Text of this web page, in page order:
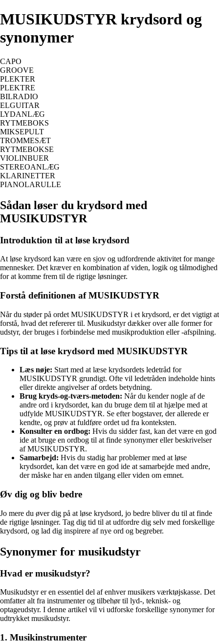
MUSIKUDSTYR krydsord og
synonymer
CAPO
GROOVE
PLEKTER
PLEKTRE
BILRADIO
ELGUITAR
LYDANLÆG
RYTMEBOKS
MIKSEPULT
TROMMESÆT
RYTMEBOKSE
VIOLINBUER
STEREOANLÆG
KLARINETTER
PIANOLARULLE
Sådan løser du krydsord med
MUSIKUDSTYR
Introduktion til at løse krydsord
At løse krydsord kan være en sjov og udfordrende aktivitet for mange
mennesker. Det kræver en kombination af viden, logik og tålmodighed
for at komme frem til de rigtige løsninger.
Forstå definitionen af MUSIKUDSTYR
Når du støder på ordet MUSIKUDSTYR i et krydsord, er det vigtigt at
forstå, hvad det refererer til. Musikudstyr dækker over alle former for
udstyr, der bruges i forbindelse med musikproduktion eller -afspilning.
Tips til at løse krydsord med MUSIKUDSTYR
Læs nøje: Start med at læse krydsordets ledetråd for
MUSIKUDSTYR grundigt. Ofte vil ledetråden indeholde hints
eller direkte angivelser af ordets betydning.
Brug kryds-og-tværs-metoden: Når du kender nogle af de
andre ord i krydsordet, kan du bruge dem til at hjælpe med at
udfylde MUSIKUDSTYR. Se efter bogstaver, der allerede er
kendte, og prøv at fuldføre ordet ud fra konteksten.
Konsulter en ordbog: Hvis du sidder fast, kan det være en god
ide at bruge en ordbog til at finde synonymer eller beskrivelser
af MUSIKUDSTYR.
Samarbejd: Hvis du stadig har problemer med at løse
krydsordet, kan det være en god ide at samarbejde med andre,
der måske har en anden tilgang eller viden om emnet.
Øv dig og bliv bedre
Jo mere du øver dig på at løse krydsord, jo bedre bliver du til at finde
de rigtige løsninger. Tag dig tid til at udfordre dig selv med forskellige
krydsord, og lad dig inspirere af nye ord og begreber.
Synonymer for musikudstyr
Hvad er musikudstyr?
Musikudstyr er en essentiel del af enhver musikers værktøjskasse. Det
omfatter alt fra instrumenter og tilbehør til lyd-, teknisk- og
optageudstyr. I denne artikel vil vi udforske forskellige synonymer for
udtrykket musikudstyr.
1. Musikinstrumenter